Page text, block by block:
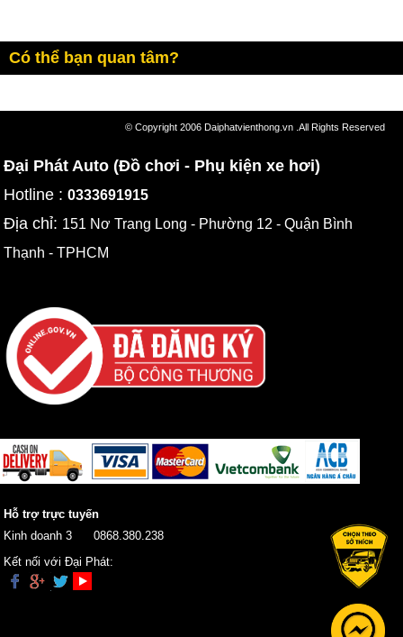
Có thể bạn quan tâm?
© Copyright 2006 Daiphatvienthong.vn .All Rights Reserved
Đại Phát Auto (Đồ chơi - Phụ kiện xe hơi)
Hotline :0333691915
Địa chỉ: 151 Nơ Trang Long - Phường 12 - Quận Bình
Thạnh - TPHCM
Hỗ trợ trực tuyến
Kinh doanh 3
0868.380.238
Kết nối với Đại Phát: